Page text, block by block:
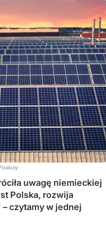
uwagę niemieckiej
Polska, rozwija
czytamy w jednej